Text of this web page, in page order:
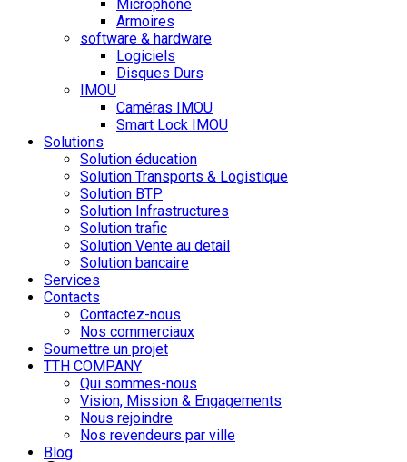
Microphone
Armoires
software & hardware
Logiciels
Disques Durs
IMOU
Caméras IMOU
Smart Lock IMOU
Solutions
Solution éducation
Solution Transports & Logistique
Solution BTP
Solution Infrastructures
Solution trafic
Solution Vente au detail
Solution bancaire
Services
Contacts
Contactez-nous
Nos commerciaux
Soumettre un projet
TTH COMPANY
Qui sommes-nous
Vision, Mission & Engagements
Nous rejoindre
Nos revendeurs par ville
Blog